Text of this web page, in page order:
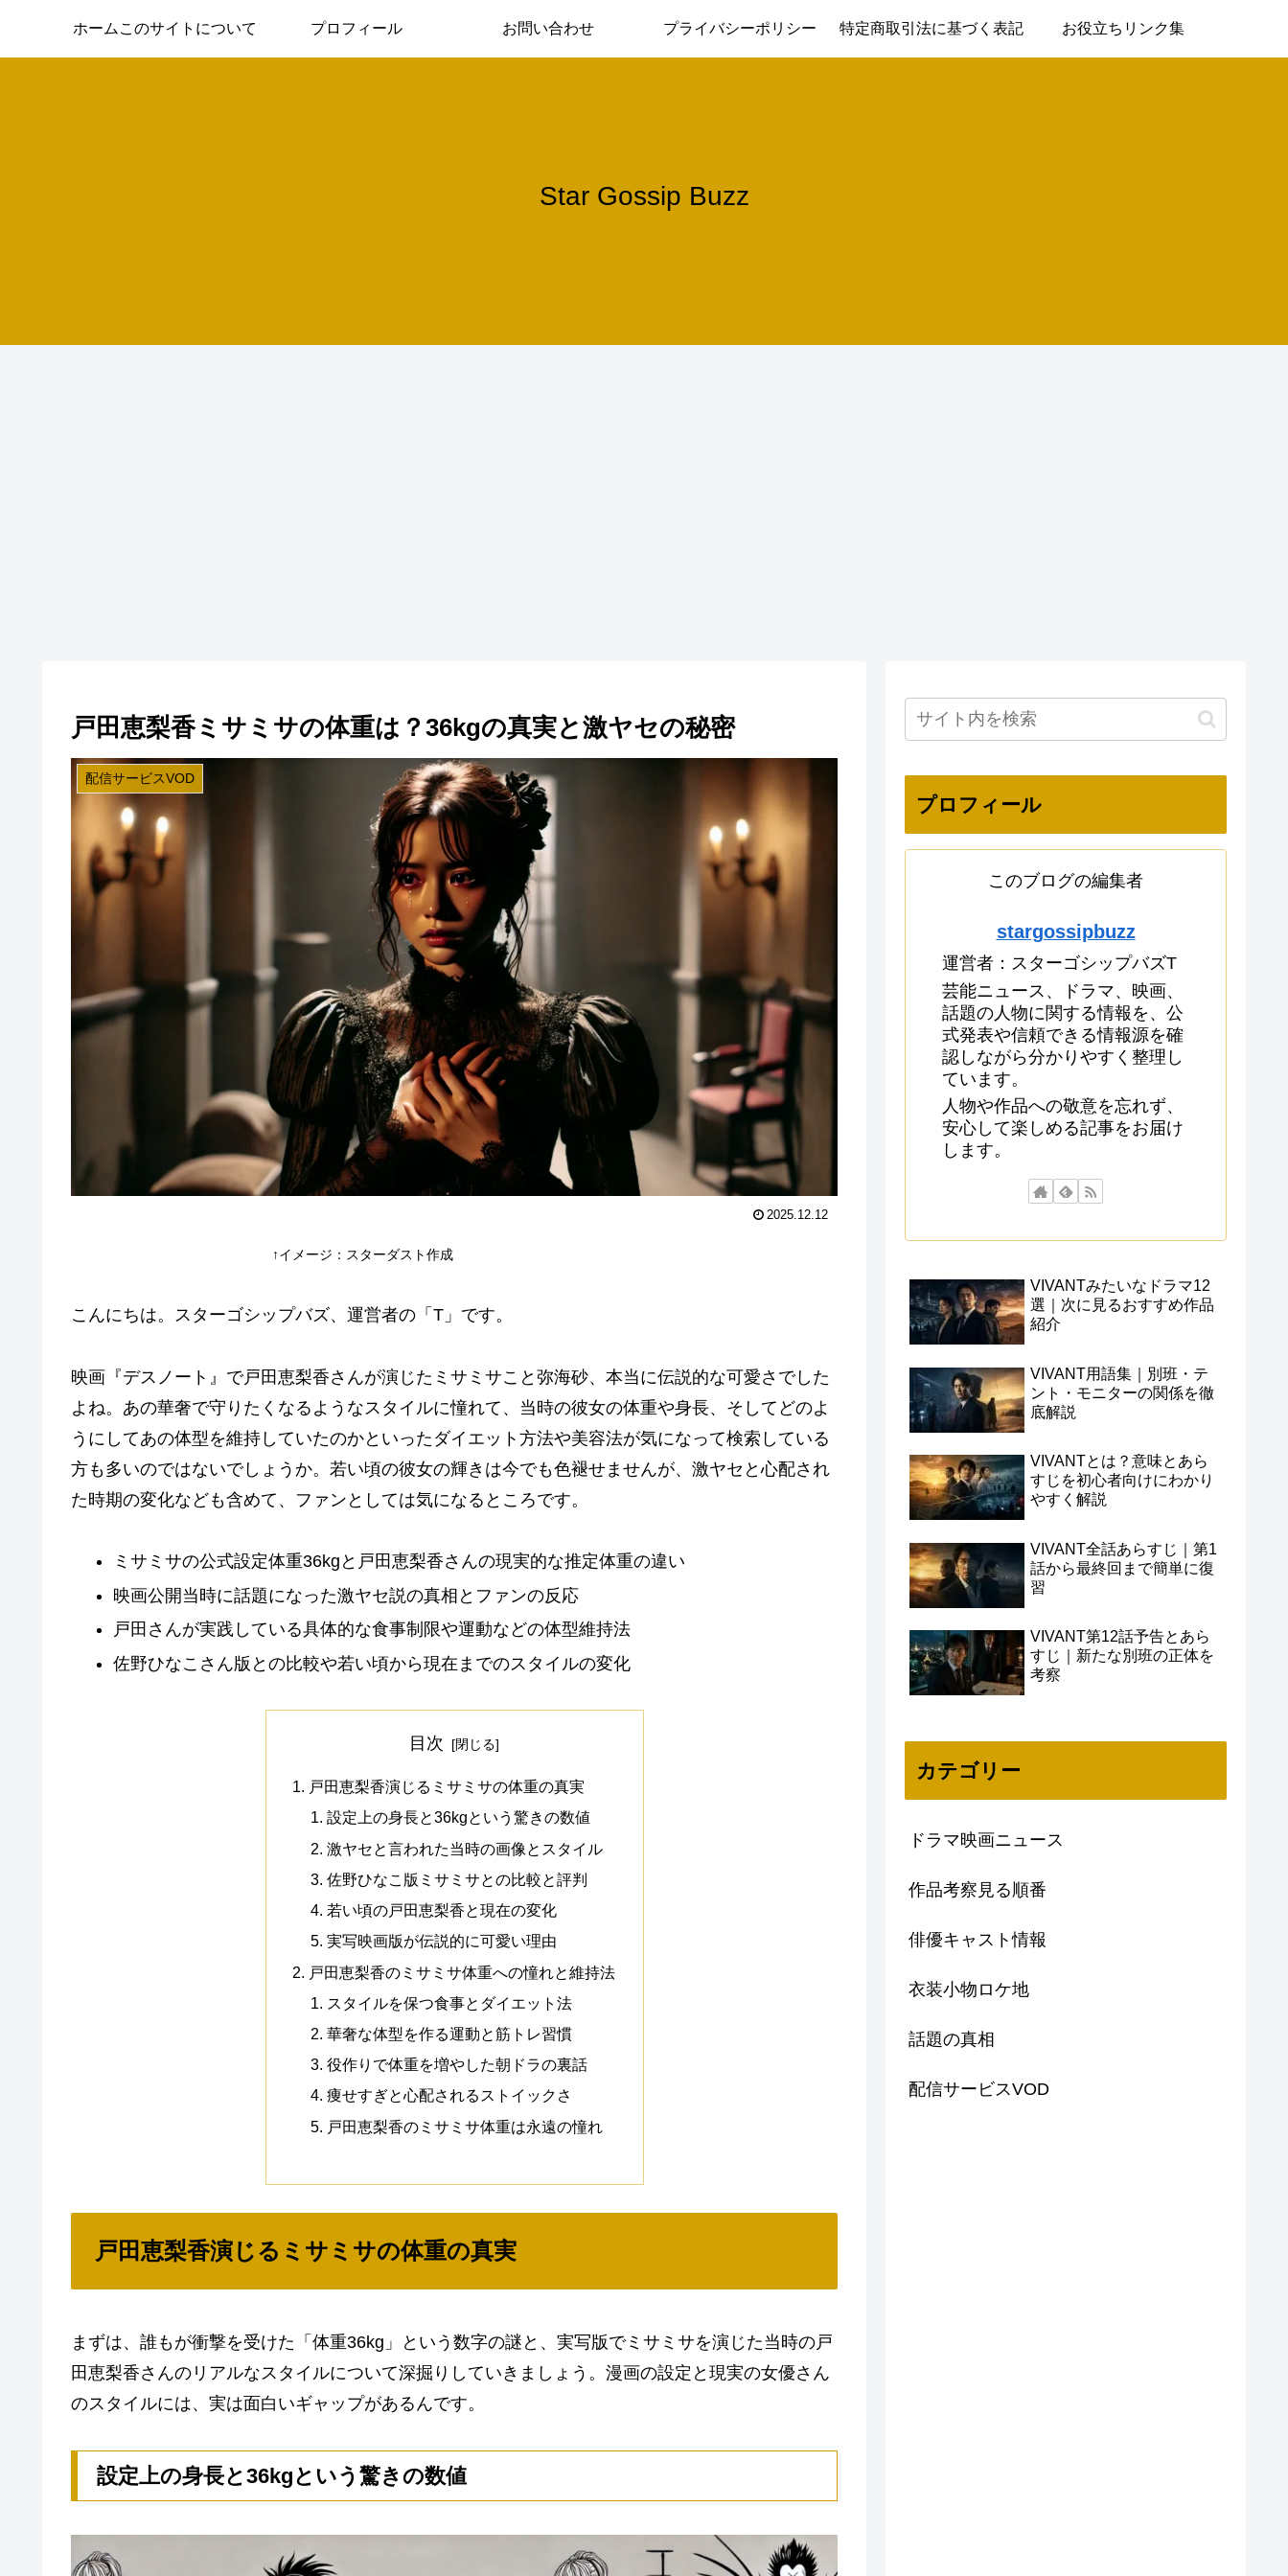
Star Gossip Buzz
ホームこのサイトについて プロフィール お問い合わせ プライバシーポリシー 特定商取引法に基づく表記 お役立ちリンク集
戸田恵梨香ミサミサの体重は？36kgの真実と激ヤセの秘密
配信サービスVOD
2025.12.12
↑イメージ：スターダスト作成
こんにちは。スターゴシップバズ、運営者の「T」です。
映画『デスノート』で戸田恵梨香さんが演じたミサミサこと弥海砂、本当に伝説的な可愛さでした
よね。あの華奢で守りたくなるようなスタイルに憧れて、当時の彼女の体重や身長、そしてどのよ
うにしてあの体型を維持していたのかといったダイエット方法や美容法が気になって検索している
方も多いのではないでしょうか。若い頃の彼女の輝きは今でも色褪せませんが、激ヤセと心配され
た時期の変化なども含めて、ファンとしては気になるところです。
ミサミサの公式設定体重36kgと戸田恵梨香さんの現実的な推定体重の違い
映画公開当時に話題になった激ヤセ説の真相とファンの反応
戸田さんが実践している具体的な食事制限や運動などの体型維持法
佐野ひなこさん版との比較や若い頃から現在までのスタイルの変化
目次
戸田恵梨香演じるミサミサの体重の真実
設定上の身長と36kgという驚きの数値
激ヤセと言われた当時の画像とスタイル
佐野ひなこ版ミサミサとの比較と評判
若い頃の戸田恵梨香と現在の変化
実写映画版が伝説的に可愛い理由
戸田恵梨香のミサミサ体重への憧れと維持法
スタイルを保つ食事とダイエット法
華奢な体型を作る運動と筋トレ習慣
役作りで体重を増やした朝ドラの裏話
痩せすぎと心配されるストイックさ
戸田恵梨香のミサミサ体重は永遠の憧れ
戸田恵梨香演じるミサミサの体重の真実
まずは、誰もが衝撃を受けた「体重36kg」という数字の謎と、実写版でミサミサを演じた当時の戸
田恵梨香さんのリアルなスタイルについて深掘りしていきましょう。漫画の設定と現実の女優さん
のスタイルには、実は面白いギャップがあるんです。
設定上の身長と36kgという驚きの数値
プロフィール
このブログの編集者
stargossipbuzz
運営者：スターゴシップバズT
芸能ニュース、ドラマ、映画、
話題の人物に関する情報を、公
式発表や信頼できる情報源を確
認しながら分かりやすく整理し
ています。
人物や作品への敬意を忘れず、
安心して楽しめる記事をお届け
します。
VIVANTみたいなドラマ12
選｜次に見るおすすめ作品
紹介
VIVANT用語集｜別班・テ
ント・モニターの関係を徹
底解説
VIVANTとは？意味とあら
すじを初心者向けにわかり
やすく解説
VIVANT全話あらすじ｜第1
話から最終回まで簡単に復
習
VIVANT第12話予告とあら
すじ｜新たな別班の正体を
考察
カテゴリー
ドラマ映画ニュース
作品考察見る順番
俳優キャスト情報
衣装小物ロケ地
話題の真相
配信サービスVOD